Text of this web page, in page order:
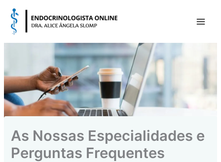
para
conteúdo
As Nossas Especialidades e
Perguntas Frequentes